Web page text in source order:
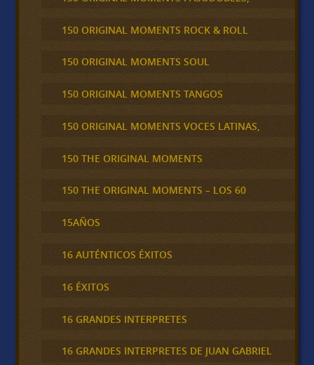
150 ORIGINAL MOMENTS ROCK & ROLL
150 ORIGINAL MOMENTS SOUL
150 ORIGINAL MOMENTS TANGOS
150 ORIGINAL MOMENTS VOCES LATINAS,
150 THE ORIGINAL MOMENTS
150 THE ORIGINAL MOMENTS – LOS 60
15AÑOS
16 AUTÉNTICOS ÉXITOS
16 ÉXITOS
16 GRANDES INTERPRETES
16 GRANDES INTERPRETES DE JUAN GABRIEL